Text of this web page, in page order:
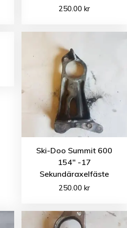
250.00 kr
Ski-Doo Summit 600
154″ -17
Sekundäraxelfäste
250.00 kr